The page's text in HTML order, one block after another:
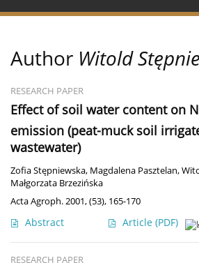
Author Witold
RESEARCH PAPER
Effect of soil water content on N
emission (peat-muck soil
wastewater)
Zofia Stępniewska, Magdalena Pasztelan,
Małgorzata Brzezińska
Acta Agroph. 2001, (53), 165-170
Abstract Article (PDF)
RESEARCH PAPER